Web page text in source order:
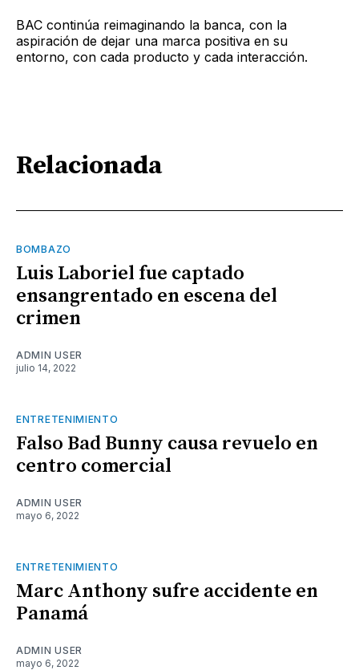
BAC continúa reimaginando la banca, con la
aspiración de dejar una marca positiva en su
entorno, con cada producto y cada interacción.
Relacionada
BOMBAZO
Luis Laboriel fue captado
ensangrentado en escena del
crimen
ADMIN USER
julio 14, 2022
ENTRETENIMIENTO
Falso Bad Bunny causa revuelo en
centro comercial
ADMIN USER
mayo 6, 2022
ENTRETENIMIENTO
Marc Anthony sufre accidente en
Panamá
ADMIN USER
mayo 6, 2022